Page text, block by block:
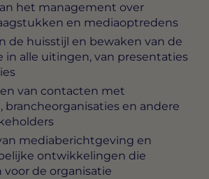
het management over
en mediaoptredens
de huisstijl en bewaken van de
in alle uitingen, van presentaties
van contacten met
brancheorganisaties en andere
mediaberichtgeving en
ontwikkelingen die
voor de organisatie